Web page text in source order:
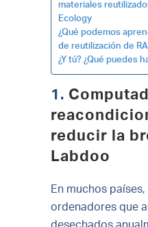
materiales
Ecology
¿Qué podemos
de reutilización de
¿Y tú? ¿Qué puedes
1.
reducir la
Labdoo
En muchos
ordenadores que